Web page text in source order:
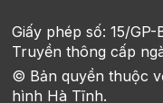
Giấy phép số: 15/
Truyền thông cấp
© Bản quyền thuộc
hình Hà Tĩnh.